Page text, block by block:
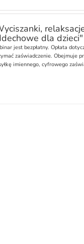
dla dzieci"
jest bezpłatny. Opłata
zaświadczenie. Obejmuje
imiennego, cyfrowego